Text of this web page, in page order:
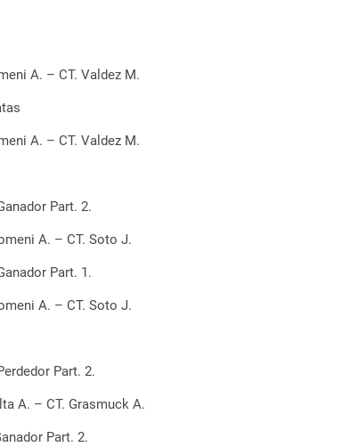
A. – CT. Valdez M.
A. – CT. Valdez M.
Part. 2.
A. – CT. Soto J.
Part. 1.
A. – CT. Soto J.
Part. 2.
A. – CT. Grasmuck A.
Part. 2.